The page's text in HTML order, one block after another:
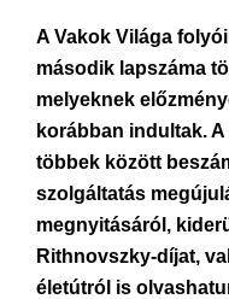
A Vakok Világa
második lapszáma
melyeknek
korábban indultak.
többek között
szolgáltatás
megnyitásáról,
Rithnovszky-díjat,
életútról is